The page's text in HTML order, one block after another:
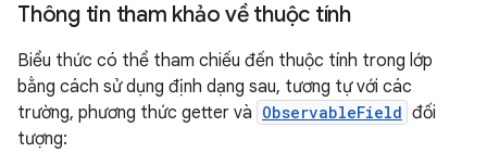
Thông tin tham khảo về thuộc tính
Biểu thức có thể tham chiếu đến thuộc tính trong lớp
bằng cách sử dụng định dạng sau, tương tự với các
trường, phương thức getter và ObservableField đối
tượng: